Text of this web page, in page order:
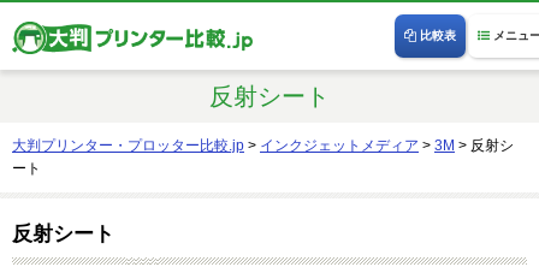
メニュ
比較表
反射シート
大判プリンター・プロッター比較.jp > インクジェットメディア > 3M > 反射シ
ート
反射シート